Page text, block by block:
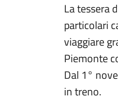
La tessera
particolari
viaggiare
Piemonte
Dal 1°
in treno.